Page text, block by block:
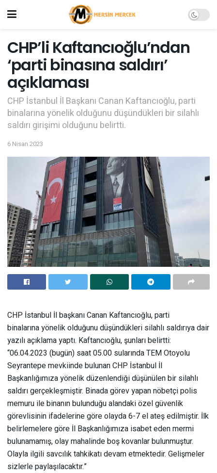
CHP’li Kaftancıoğlu’ndan
‘parti binasına saldırı’
açıklaması
CHP İstanbul İl Başkanı Canan Kaftancıoğlu, parti
binalarına yönelik olduğunu düşündükleri bir silahlı
saldırı girişimi olduğunu belirtti.
6 Nisan 2023
CHP İstanbul İl başkanı Canan Kaftancıoğlu, parti
binalarına yönelik olduğunu düşündükleri silahlı saldırıya dair
yazılı açıklama yaptı. Kaftancıoğlu, şunları belirtti:
“06.04.2023 (bugün) saat 05.00 sularında TEM Otoyolu
Seyrantepe mevkiinde bulunan CHP İstanbul İl
Başkanlığımıza yönelik düzenlendiği düşünülen bir silahlı
saldırı gerçekleşmiştir. Binada görev yapan nöbetçi polis
memuru ile binanın bulunduğu alandaki özel güvenlik
görevlisinin ifadelerine göre olayda 6-7 el ateş edilmiştir. İlk
belirlemelere göre İl Başkanlığımıza isabet eden mermi
bulunamamış, olay mahalinde boş kovanlar bulunmuştur.
Olayla ilgili savcılık tahkikatı devam etmektedir. Gelişmeler
sizlerle paylaşılacaktır.”